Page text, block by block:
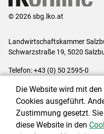
© 2026 sbg.lko.at
Landwirtschaftskammer
Schwarzstraße 19, 5020
Telefon: +43 (0) 50 2595-0
Impressum|Kontakt|
Cookie-Einstellungen
Die Website wird mit
Cookies ausgeführt.
Zustimmung gesetzt.
diese Website in den